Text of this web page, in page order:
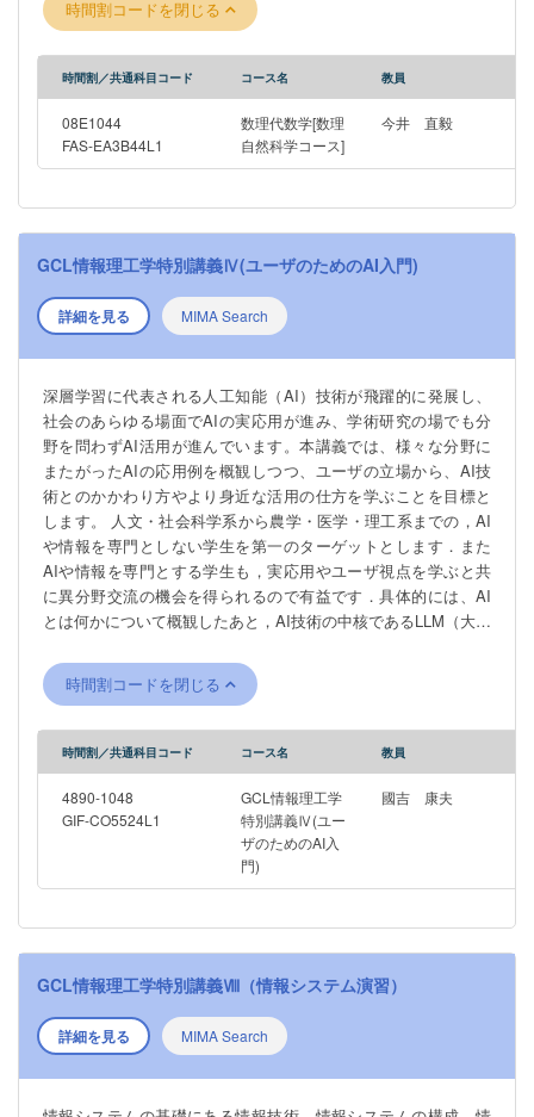
時間割コードを閉じる
時間割／共通科目コード コース名 教員
08E1044
FAS-EA3B44L1
数理代数学[数理
自然科学コース]
今井 直毅
GCL情報理工学特別講義Ⅳ(ユーザのためのAI入門)
詳細を見る MIMA Search
深層学習に代表される人工知能（AI）技術が飛躍的に発展し、
社会のあらゆる場面でAIの実応用が進み、学術研究の場でも分
野を問わずAI活用が進んでいます。本講義では、様々な分野に
またがったAIの応用例を概観しつつ、ユーザの立場から、AI技
術とのかかわり方やより身近な活用の仕方を学ぶことを目標と
します。 人文・社会科学系から農学・医学・理工系までの，AI
や情報を専門としない学生を第一のターゲットとします．また
AIや情報を専門とする学生も，実応用やユーザ視点を学ぶと共
に異分野交流の機会を得られるので有益です．具体的には、AI
とは何かについて概観したあと，AI技術の中核であるLLM（大規
社会・法・理・医・工・農などの分野において、どのように実
装し活用されているかを、各分野の専門家から学びます。ま
先端なツールの活用・評価などを行う課題発表やディスカッシ
ョンも行います。これらの講義と実践の内容は，人文社会系等
の学生でも抵抗なく取り組めるよう，教養課程を越える数理・
情報・プログラミング等の知識・経験は前提としません．
Thanks to the astonishing advancement of technologies relating
to deep learning and big data, artificial intelligence (AI) is
reshaping many aspects of the society. This course will deliver
technologies better and, hopefully, to utilize them for his/her own
tasks. This course is targeting on students from departments in
literature, social science, agriculture, medical science et al.,
without requiring expertise in informatics and AI. In spite of that,
時間割コードを閉じる
時間割／共通科目コード コース名 教員
4890-1048
GIF-CO5524L1
GCL情報理工学
特別講義Ⅳ(ユー
ザのためのAI入
門)
國吉 康夫
GCL情報理工学特別講義Ⅷ（情報システム演習）
詳細を見る MIMA Search